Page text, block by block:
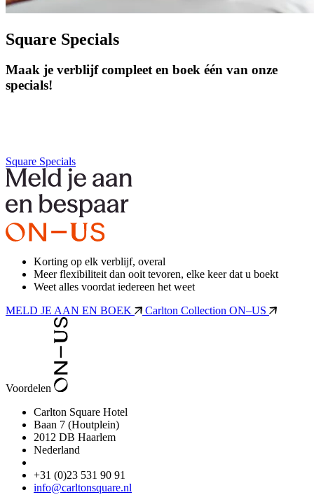
Square Specials
Maak je verblijf compleet en boek één van onze
specials!
Square Specials
Korting op elk verblijf, overal
Meer flexibiliteit dan ooit tevoren, elke keer dat u boekt
Weet alles voordat iedereen het weet
MELD JE AAN EN BOEK
Carlton Collection ON–US
Voordelen
Carlton Square Hotel
Baan 7 (Houtplein)
2012 DB Haarlem
Nederland
+31 (0)23 531 90 91
info@carltonsquare.nl